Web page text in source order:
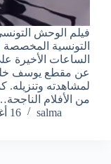
فيلم الوحش
التونسية المخصصة
الساعات الأخيرة
عن مقطع يوسف
لمشاهدته
من الأفلام
salma
16 أغسطس، 2025